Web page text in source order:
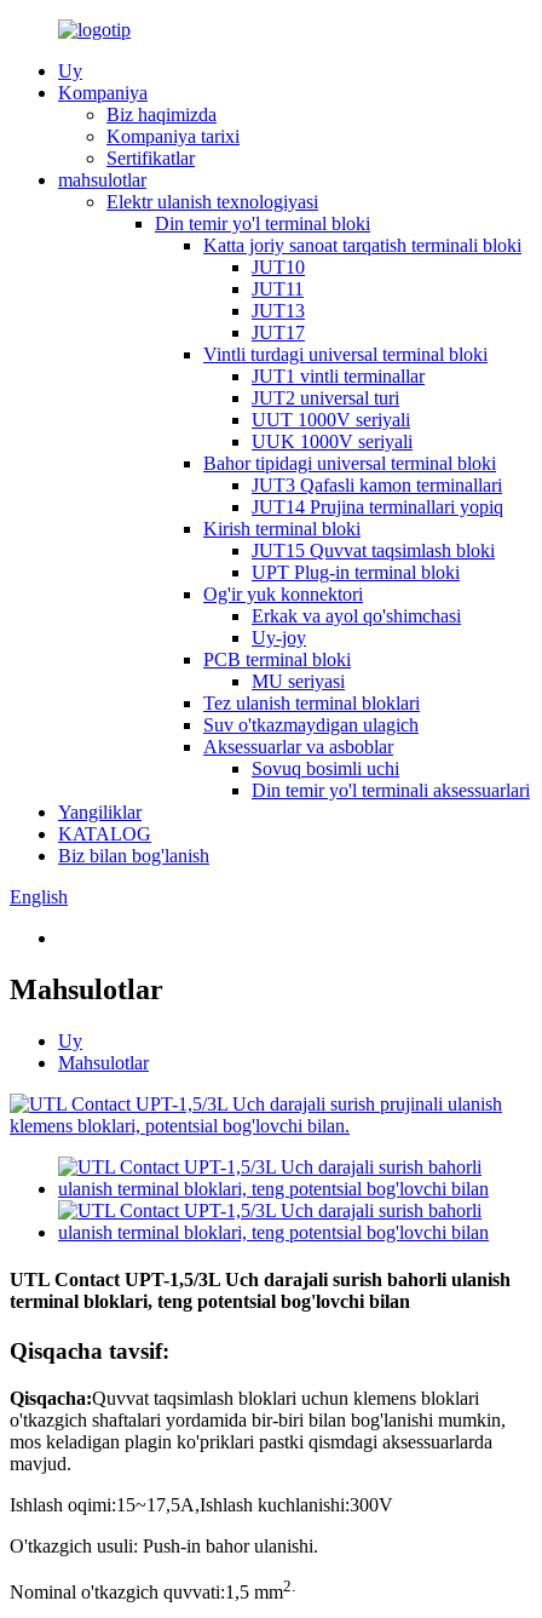
Uy
Kompaniya
Biz haqimizda
Kompaniya tarixi
Sertifikatlar
mahsulotlar
Elektr ulanish texnologiyasi
Din temir yo'l terminal bloki
Katta joriy sanoat tarqatish terminali bloki
JUT10
JUT11
JUT13
JUT17
Vintli turdagi universal terminal bloki
JUT1 vintli terminallar
JUT2 universal turi
UUT 1000V seriyali
UUK 1000V seriyali
Bahor tipidagi universal terminal bloki
JUT3 Qafasli kamon terminallari
JUT14 Prujina terminallari yopiq
Kirish terminal bloki
JUT15 Quvvat taqsimlash bloki
UPT Plug-in terminal bloki
Og'ir yuk konnektori
Erkak va ayol qo'shimchasi
Uy-joy
PCB terminal bloki
MU seriyasi
Tez ulanish terminal bloklari
Suv o'tkazmaydigan ulagich
Aksessuarlar va asboblar
Sovuq bosimli uchi
Din temir yo'l terminali aksessuarlari
Yangiliklar
KATALOG
Biz bilan bog'lanish
English
Mahsulotlar
Uy
Mahsulotlar
UTL Contact UPT-1,5/3L Uch darajali surish bahorli ulanish
terminal bloklari, teng potentsial bog'lovchi bilan
Qisqacha tavsif:
Qisqacha:Quvvat taqsimlash bloklari uchun klemens bloklari
o'tkazgich shaftalari yordamida bir-biri bilan bog'lanishi mumkin,
mos keladigan plagin ko'priklari pastki qismdagi aksessuarlarda
mavjud.
Ishlash oqimi:15~17,5A,Ishlash kuchlanishi:300V
O'tkazgich usuli: Push-in bahor ulanishi.
Nominal o'tkazgich quvvati:1 ,5 mm2.